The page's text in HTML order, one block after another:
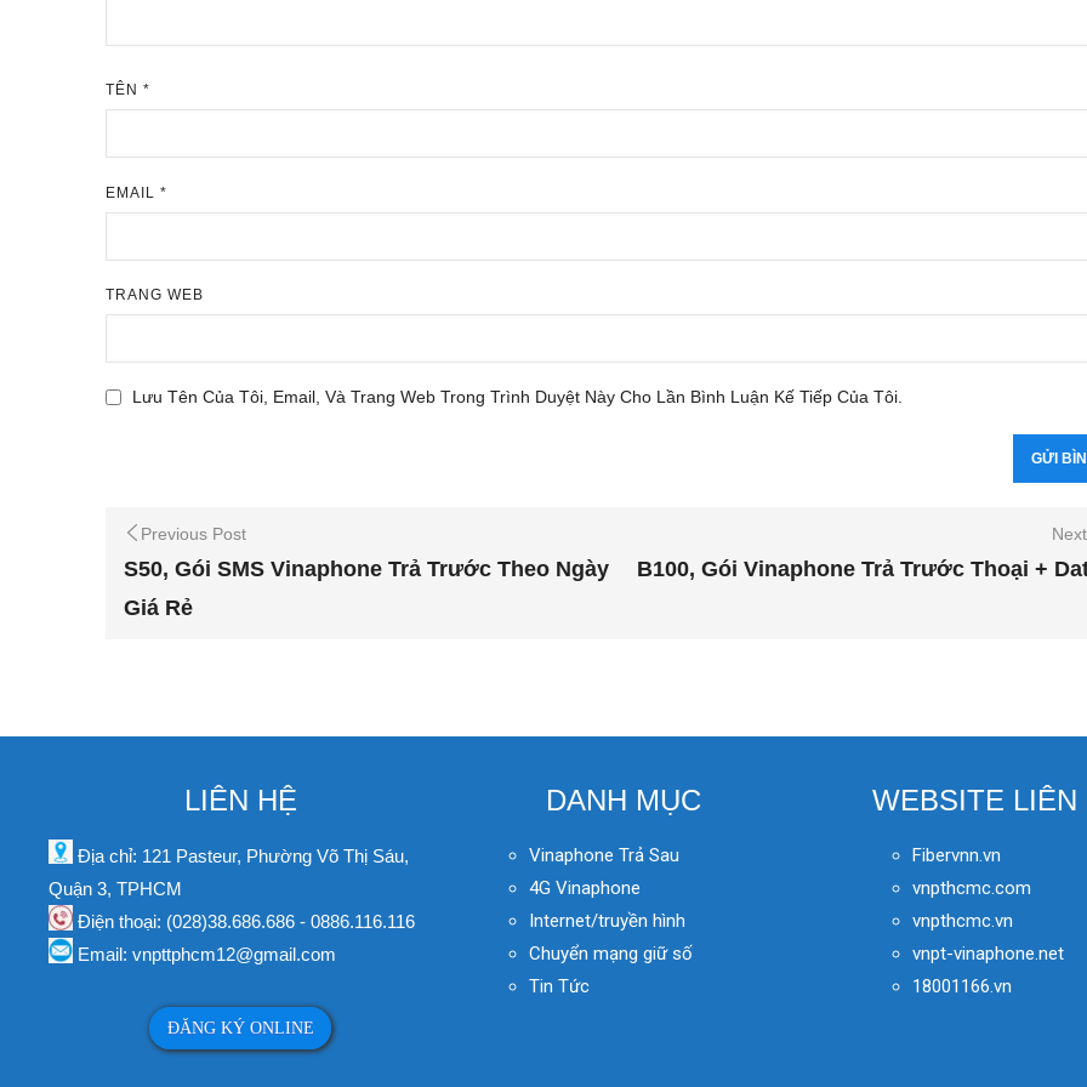
TÊN *
EMAIL *
TRANG WEB
Lưu Tên Của Tôi, Email, Và Trang Web Trong Trình Duyệt Này Cho Lần Bình Luận Kế Tiếp Của Tôi.
Previous Post
S50, Gói SMS Vinaphone Trả Trước Theo Ngày
Giá Rẻ
B100, Gói Vinaphone Trả Trước Thoại +
LIÊN HỆ
Địa chỉ: 121 Pasteur, Phường Võ Thị Sáu,
Quận 3, TPHCM
Điện thoại: (028)38.686.686 - 0886.116.116
Email: vnpttphcm12@gmail.com
ĐĂNG KÝ ONLINE
DANH MỤC
Vinaphone Trả Sau
4G Vinaphone
Internet/truyền hình
Chuyển mạng giữ số
Tin Tức
WEBSITE LIÊN
Fibervnn.vn
vnpthcmc.com
vnpthcmc.vn
vnpt-vinaphone.net
18001166.vn